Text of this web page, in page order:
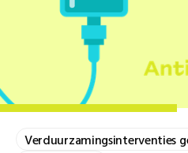
Verduurzamingsinterventies